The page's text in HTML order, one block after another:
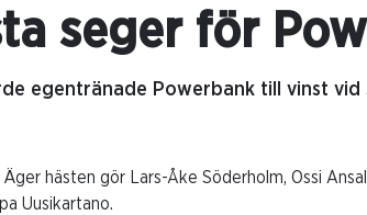
seger för
egentränade Powerbank till vinst
Äger hästen gör Lars-Åke Söderholm, Ossi
Uusikartano.